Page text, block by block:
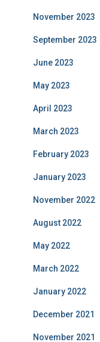
November 2023
September 2023
June 2023
May 2023
April 2023
March 2023
February 2023
January 2023
November 2022
August 2022
May 2022
March 2022
January 2022
December 2021
November 2021